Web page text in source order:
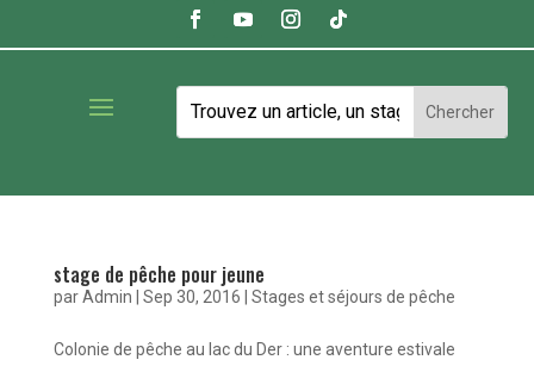
stage de pêche pour jeune
parAdmin Sep 30, 2016 Stages et séjours de pêche
Colonie de pêche au lac du Der : une aventure estivale